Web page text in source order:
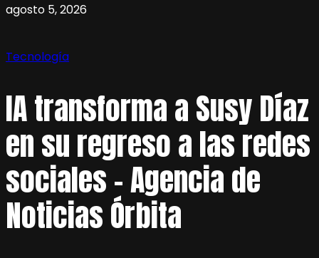
agosto 5, 2026
Tecnología
IA transforma a Susy Díaz
en su regreso a las redes
sociales – Agencia de
Noticias Órbita